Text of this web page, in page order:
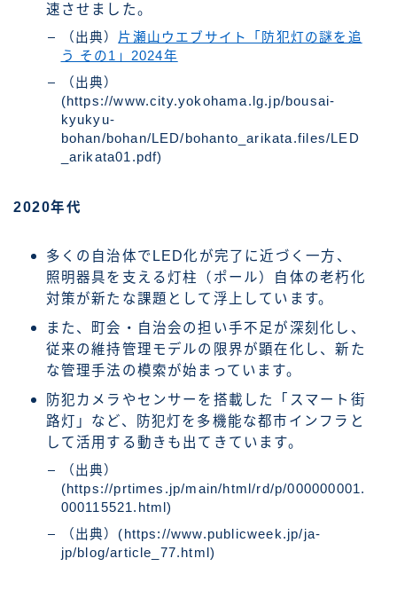
速させました。
（出典） 片瀬山ウエブサイト「防犯灯の謎を追
う その1」2024年
（出典）
(https://www.city.yokohama.lg.jp/bousai-
kyukyu-
bohan/bohan/LED/bohanto_arikata.files/LED
_arikata01.pdf)
2020年代
多くの自治体でLED化が完了に近づく一方、
照明器具を支える灯柱（ポール）自体の老朽化
対策が新たな課題として浮上しています。
また、町会・自治会の担い手不足が深刻化し、
従来の維持管理モデルの限界が顕在化し、新た
な管理手法の模索が始まっています。
防犯カメラやセンサーを搭載した「スマート街
路灯」など、防犯灯を多機能な都市インフラと
して活用する動きも出てきています。
（出典）
(https://prtimes.jp/main/html/rd/p/000000001.
000115521.html)
（出典）(https://www.publicweek.jp/ja-
jp/blog/article_77.html)